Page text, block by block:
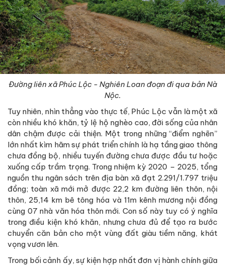
Đường liên xã Phúc Lộc - Nghiên Loan đoạn đi qua bản Nà
Nộc.
Tuy nhiên, nhìn thẳng vào thực tế, Phúc Lộc vẫn là một xã
còn nhiều khó khăn, tỷ lệ hộ nghèo cao, đời sống của nhân
dân chậm được cải thiện. Một trong những “điểm nghẽn”
lớn nhất kìm hãm sự phát triển chính là hạ tầng giao thông
chưa đồng bộ, nhiều tuyến đường chưa được đầu tư hoặc
xuống cấp trầm trọng. Trong nhiệm kỳ 2020 – 2025, tổng
nguồn thu ngân sách trên địa bàn xã đạt 2.291/1.797 triệu
đồng; toàn xã mới mở được 22,2 km đường liên thôn, nội
thôn, 25,14 km bê tông hóa và 11m kênh mương nội đồng
cùng 07 nhà văn hóa thôn mới. Con số này tuy có ý nghĩa
trong điều kiện khó khăn, nhưng chưa đủ để tạo ra bước
chuyển căn bản cho một vùng đất giàu tiềm năng, khát
vọng vươn lên.
Trong bối cảnh ấy, sự kiện hợp nhất đơn vị hành chính giữa